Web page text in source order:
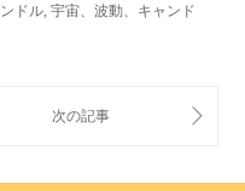
ドル, 宇宙、波動、キャンド